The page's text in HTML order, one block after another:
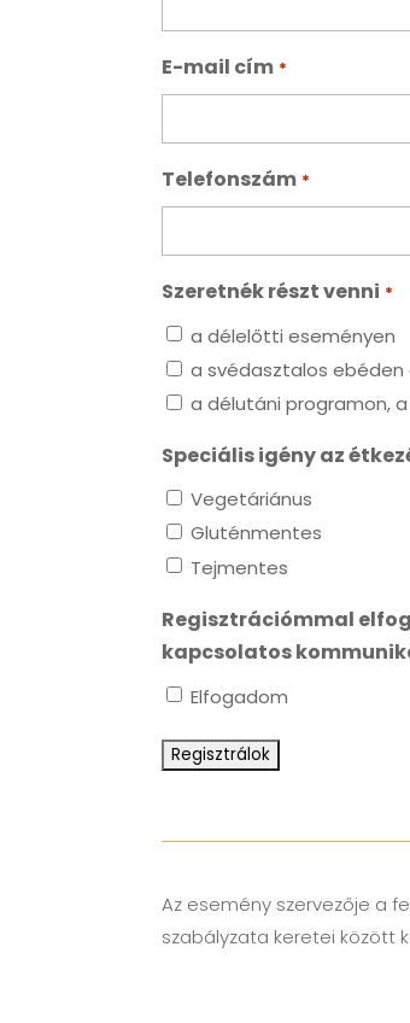
E-mail cím *
Telefonszám *
Szeretnék részt venni *
a délelőtti eseményen
a svédasztalos
a délutáni programon,
Speciális igény az
Vegetáriánus
Gluténmentes
Tejmentes
Regisztrációmmal
kapcsolatos
Elfogadom
Az esemény szervezője a
szabályzata keretei között